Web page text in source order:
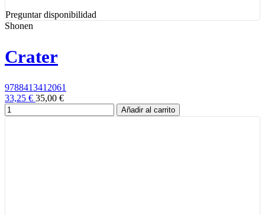
Preguntar disponibilidad
Shonen
Crater
9788413412061
33,25 € 35,00 €
Añadir al carrito